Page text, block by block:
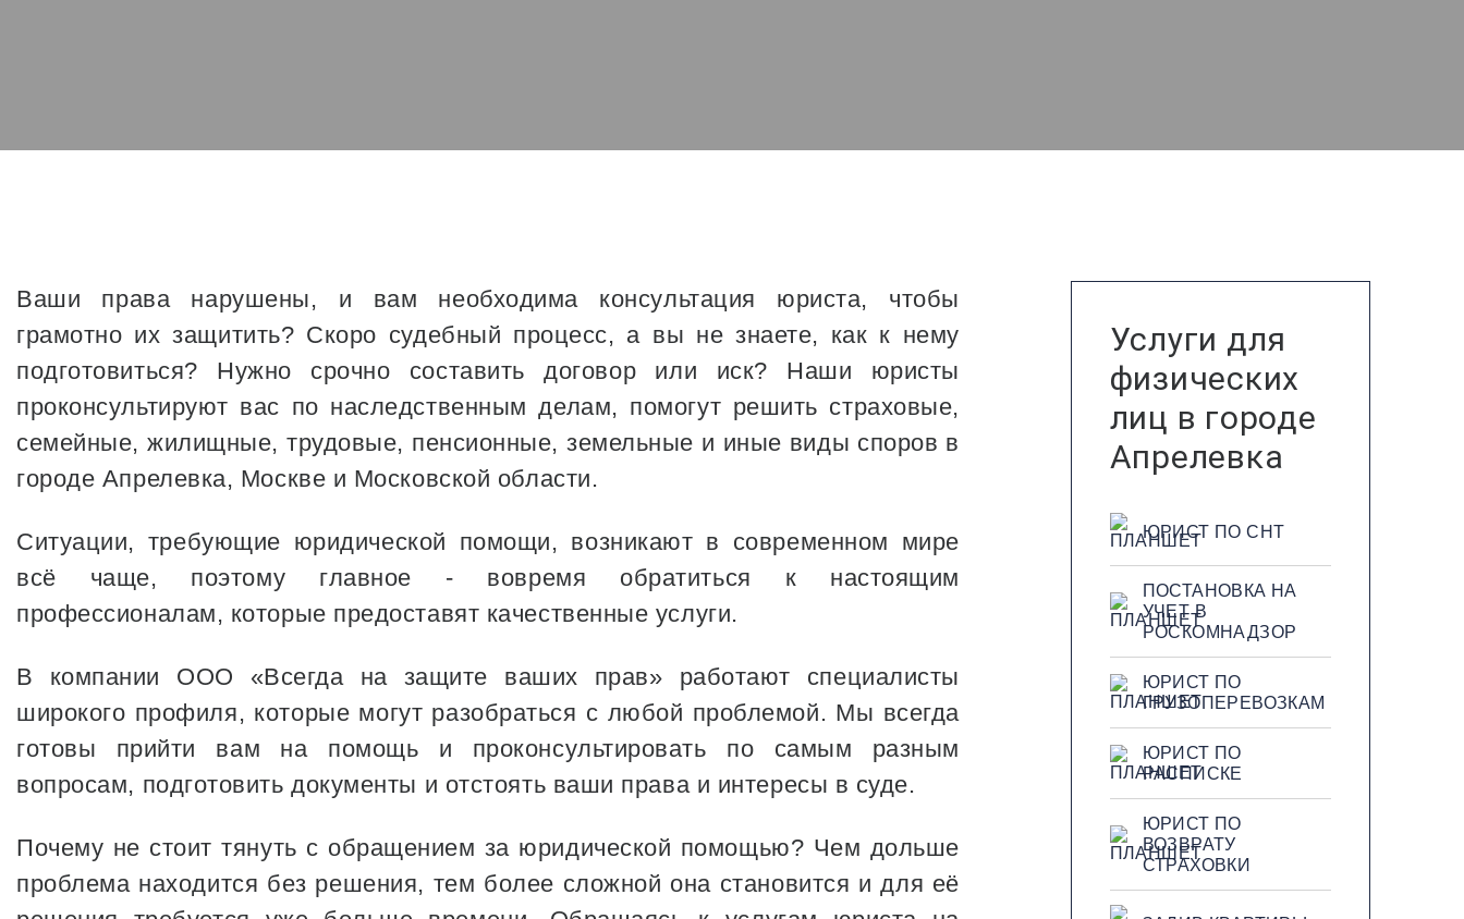
Ваши права нарушены, и вам необходима консультация юриста, чтобы
грамотно их защитить? Скоро судебный процесс, а вы не знаете, как к нему
подготовиться? Нужно срочно составить договор или иск? Наши юристы
проконсультируют вас по наследственным делам, помогут решить страховые,
семейные, жилищные, трудовые, пенсионные, земельные и иные виды споров в
городе Апрелевка, Москве и Московской области.
Ситуации, требующие юридической помощи, возникают в современном мире
всё чаще, поэтому главное - вовремя обратиться к настоящим
профессионалам, которые предоставят качественные услуги.
В компании ООО «Всегда на защите ваших прав» работают специалисты
широкого профиля, которые могут разобраться с любой проблемой. Мы всегда
готовы прийти вам на помощь и проконсультировать по самым разным
вопросам, подготовить документы и отстоять ваши права и интересы в суде.
Почему не стоит тянуть с обращением за юридической помощью? Чем дольше
проблема находится без решения, тем более сложной она становится и для её
Услуги для
физических
лиц в городе
Апрелевка
ЮРИСТ ПО СНТ
ПОСТАНОВКА НА
УЧЕТ В
РОСКОМНАДЗОР
ЮРИСТ ПО
ГРУЗОПЕРЕВОЗКАМ
ЮРИСТ ПО
РАСПИСКЕ
ЮРИСТ ПО
ВОЗВРАТУ
СТРАХОВКИ